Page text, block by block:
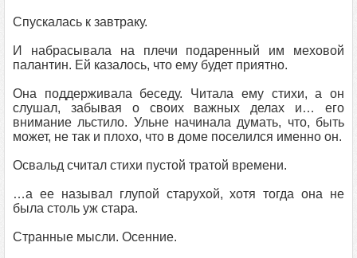
Спускалась к завтраку.
И набрасывала на плечи подаренный им меховой
палантин. Ей казалось, что ему будет приятно.
Она поддерживала беседу. Читала ему стихи, а он
слушал, забывая о своих важных делах и… его
внимание льстило. Ульне начинала думать, что, быть
может, не так и плохо, что в доме поселился именно он.
Освальд считал стихи пустой тратой времени.
…а ее называл глупой старухой, хотя тогда она не
была столь уж стара.
Странные мысли. Осенние.